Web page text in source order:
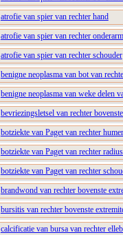
atrofie van spier van rechter hand
atrofie van spier van rechter onderarm
atrofie van spier van rechter schouder
benigne neoplasma van bot van
benigne neoplasma van weke delen
bevriezingsletsel van rechter
botziekte van Paget van rechter
botziekte van Paget van rechter
botziekte van Paget van rechter
brandwond van rechter bovenste
bursitis van rechter bovenste
calcificatie van bursa van rechter